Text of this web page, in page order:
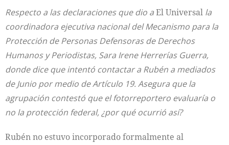
Respecto a las declaraciones que dio aEl Universal la
coordinadora ejecutiva nacional del Mecanismo para la
Protección de Personas Defensoras de Derechos
Humanos y Periodistas, Sara Irene Herrerías Guerra,
donde dice que intentó contactar a Rubén a mediados
de Junio por medio de Artículo 19. Asegura que la
agrupación contestó que el fotorreportero evaluaría o
no la protección federal, ¿por qué ocurrió así?
Rubén no estuvo incorporado formalmente al